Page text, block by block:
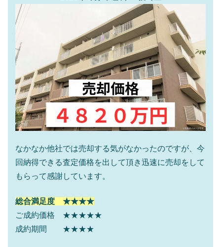
なかなか他社では売却する気がなかったのですが、今
回納得できる査定価格を出して頂き迅速に売却をして
もらって感謝しています。
総合満足度 ★★★★
ご成約価格 ★★★★★
成約期間 ★★★★